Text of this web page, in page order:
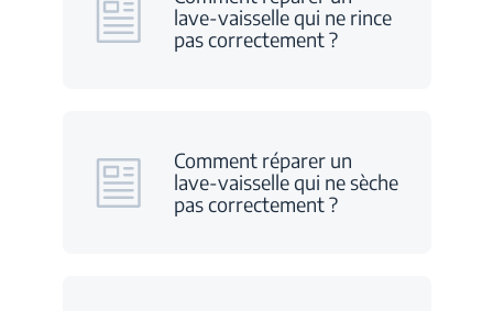
lave-vaisselle qui ne rince
pas correctement ?
Comment réparer un
lave-vaisselle qui ne sèche
pas correctement ?